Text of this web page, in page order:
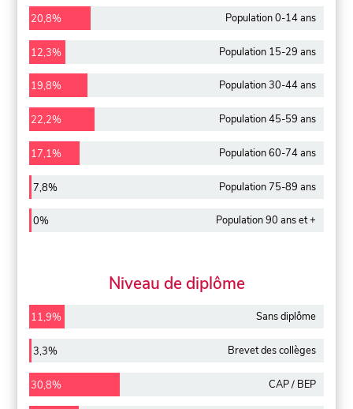
20,8% Population 0-14 ans
12,3% Population 15-29 ans
19,8% Population 30-44 ans
22,2% Population 45-59 ans
17,1% Population 60-74 ans
7,8% Population 75-89 ans
0% Population 90 ans et +
Niveau de diplôme
11,9% Sans diplôme
3,3% Brevet des collèges
30,8% CAP / BEP